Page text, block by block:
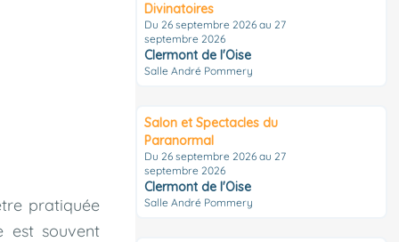
pratiquée
est souvent
Divinatoires
Du 26 septembre 2026 au 27
septembre 2026
Clermont de l'Oise
Salle André Pommery
Salon et Spectacles du
Paranormal
Du 26 septembre 2026 au 27
septembre 2026
Clermont de l'Oise
Salle André Pommery